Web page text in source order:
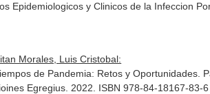
Epidemiologicos y Clinicos de la Infeccion
Morales, Luis Cristobal:
de Pandemia: Retos y Oportunidades.
Egregius. 2022. ISBN 978-84-18167-83-6